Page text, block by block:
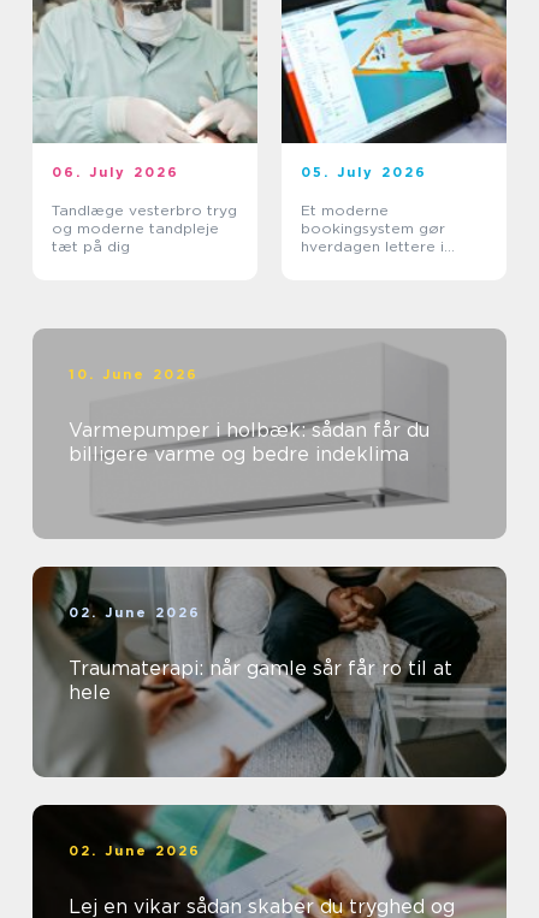
06. July 2026
Tandlæge vesterbro tryg
og moderne tandpleje
tæt på dig
05. July 2026
Et moderne
bookingsystem gør
hverdagen lettere i
10. June 2026
Varmepumper i holbæk: sådan får du
billigere varme og bedre indeklima
02. June 2026
Traumaterapi: når gamle sår får ro til at
hele
02. June 2026
Lej en vikar sådan skaber du tryghed og